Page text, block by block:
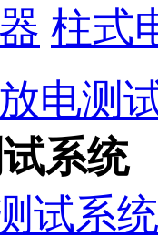
柱式
电测
系统
试系统